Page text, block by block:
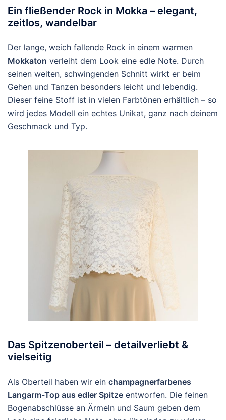
Ein fließender Rock in Mokka – elegant,
zeitlos, wandelbar
Der lange, weich fallende Rock in einem warmen
Mokkaton verleiht dem Look eine edle Note. Durch
seinen weiten, schwingenden Schnitt wirkt er beim
Gehen und Tanzen besonders leicht und lebendig.
Dieser feine Stoff ist in vielen Farbtönen erhältlich – so
wird jedes Modell ein echtes Unikat, ganz nach deinem
Geschmack und Typ.
Das Spitzenoberteil – detailverliebt &
vielseitig
Als Oberteil haben wir ein champagnerfarbenes
Langarm-Top aus edler Spitze entworfen. Die feinen
Bogenabschlüsse an Ärmeln und Saum geben dem